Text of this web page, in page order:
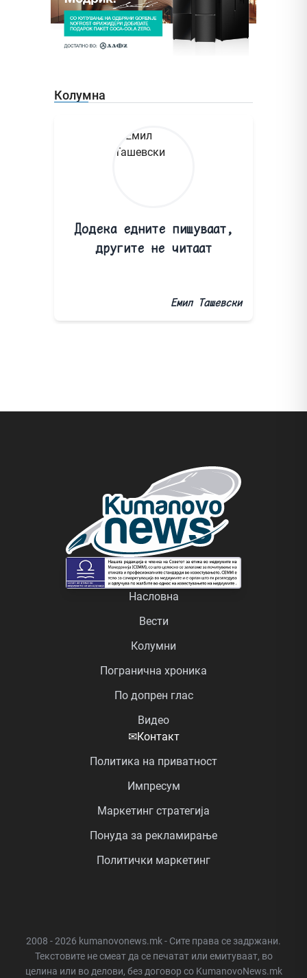
Колумна
Додека едните пишуваат,
другите не читаат
Емил Ташевски
Насловна
Вести
Колумни
Погранична хроника
По допрен глас
Видео
✉Контакт
Политика на приватност
Импресум
Маркетинг стратегија
Понуда за рекламирање
Политички маркетинг
2008 - 2026 kumanovonews.mk - Сите права се задржани.
Текстовите не смеат да се печатат или емитуваат, во
целина или во делови, без договор со KumanovoNews.mk